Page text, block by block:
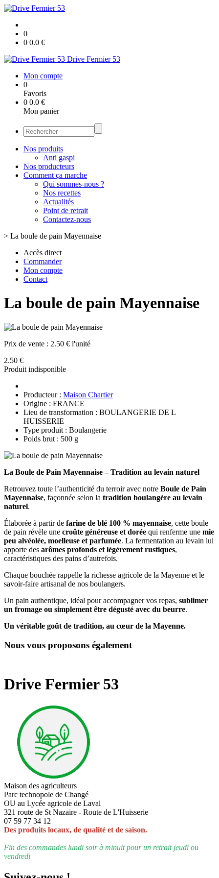
0
0 0.0 €
Drive Fermier 53
Mon compte
0
Favoris
0 0.0 €
Mon panier
Nos produits
Anti gaspi
Nos producteurs
Comment ça marche
Qui sommes-nous ?
Nos recettes
Actualités
Point de retrait
Contactez-nous
> La boule de pain Mayennaise
Accès direct
Commander
Mon compte
Contact
La boule de pain Mayennaise
Prix de vente : 2.50 € l'unité
2.50 €
Produit indisponible
Producteur : Maison Chartier
Origine : FRANCE
Lieu de transformation : BOULANGERIE DE L
HUISSERIE
Type produit : Boulangerie
Poids brut : 500 g
La Boule de Pain Mayennaise – Tradition au levain naturel
Retrouvez toute l’authenticité du terroir avec notre Boule de Pain
Mayennaise, façonnée selon la tradition boulangère au levain
naturel.
Élaborée à partir de farine de blé 100 % mayennaise, cette boule
de pain révèle une croûte généreuse et dorée qui renferme une mie
peu alvéolée, moelleuse et parfumée. La fermentation au levain lui
apporte des arômes profonds et légèrement rustiques,
caractéristiques des pains d’autrefois.
Chaque bouchée rappelle la richesse agricole de la Mayenne et le
savoir-faire artisanal de nos boulangers.
Un pain authentique, idéal pour accompagner vos repas, sublimer
un fromage ou simplement être dégusté avec du beurre.
Un véritable goût de tradition, au cœur de la Mayenne.
Nous vous proposons également
Drive Fermier 53
Maison des agriculteurs
Parc technopole de Changé
OU au Lycée agricole de Laval
321 route de St Nazaire - Route de L'Huisserie
07 59 77 34 12
Des produits locaux, de qualité et de saison.
Fin des commandes lundi soir à minuit pour un retrait jeudi ou
vendredi